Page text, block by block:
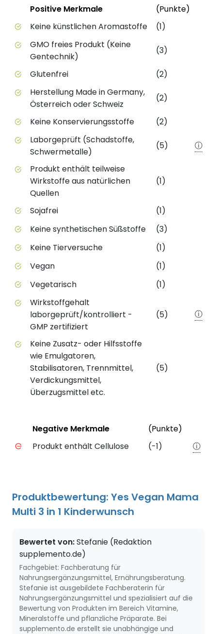
Positive Merkmale des Produkts mit
StatusPositive Merkmale (Punkte)
Keine künstlichen Aromastoffe
(1)
GMO freies Produkt (Keine
Gentechnik)
(3)
Glutenfrei
(2)
Herstellung Made in Germany,
Österreich oder Schweiz
(2)
Keine Konservierungsstoffe
(2)
Laborgeprüft (Schadstoffe,
Schwermetalle)
(5) ⓘ
Produkt enthält teilweise
Wirkstoffe aus natürlichen
Quellen
(1)
Sojafrei
(1)
Keine synthetischen Süßstoffe
(3)
Keine Tierversuche
(1)
Vegan
(1)
Vegetarisch
(1)
Wirkstoffgehalt
laborgeprüft/kontrolliert -
GMP zertifiziert
(5) ⓘ
Keine Zusatz- oder Hilfsstoffe
wie Emulgatoren,
Stabilisatoren, Trennmittel,
Verdickungsmittel,
Überzugsmittel etc.
(5)
Negative Merkmale des Produkts mit Punkteabzug
StatusNegative Merkmale (Punkte)
Produkt enthält Cellulose
(-1) ⓘ
Produktbewertung: Yes Vegan Mama
Multi 3 in 1 Kinderwunsch
Bewertet von:Stefanie (Redaktion
supplemento.de)
Fachgebiet: Fachberatung für
Nahrungsergänzungsmittel, Ernährungsberatung.
Stefanie ist ausgebildete Fachberaterin für
Nahrungsergänzungsmittel und spezialisiert auf die
Bewertung von Produkten im Bereich Vitamine,
Mineralstoffe und pflanzliche Präparate. Bei
supplemento.de erstellt sie unabhängige und